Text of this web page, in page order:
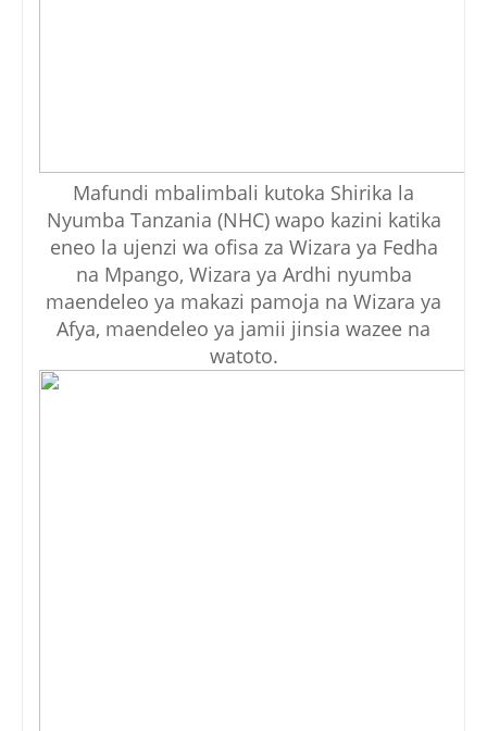
Mafundi mbalimbali kutoka Shirika la
Nyumba Tanzania (NHC) wapo kazini katika
eneo la ujenzi wa ofisa za Wizara ya Fedha
na Mpango, Wizara ya Ardhi nyumba
maendeleo ya makazi pamoja na Wizara ya
Afya, maendeleo ya jamii jinsia wazee na
watoto.